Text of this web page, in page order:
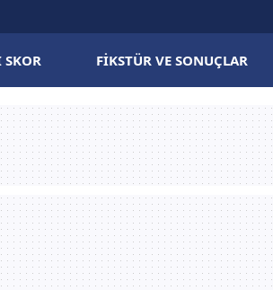
SKOR FIKSTÜR VE SONUÇLAR